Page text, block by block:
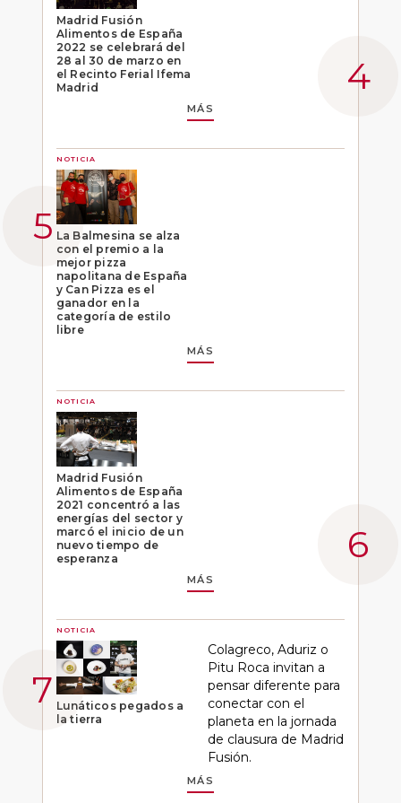
Madrid Fusión
Alimentos de España
2022 se celebrará del
28 al 30 de marzo en
el Recinto Ferial Ifema
Madrid
MÁS
NOTICIA
La Balmesina se alza
con el premio a la
mejor pizza
napolitana de España
y Can Pizza es el
ganador en la
categoría de estilo
libre
MÁS
NOTICIA
Madrid Fusión
Alimentos de España
2021 concentró a las
energías del sector y
marcó el inicio de un
nuevo tiempo de
esperanza
MÁS
NOTICIA
Lunáticos pegados a
la tierra
Colagreco, Aduriz o
Pitu Roca invitan a
pensar diferente para
conectar con el
planeta en la jornada
de clausura de Madrid
Fusión.
MÁS